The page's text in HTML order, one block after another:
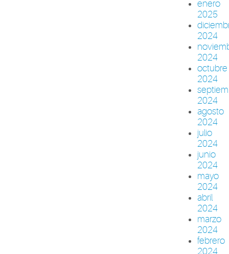
enero
2025
2024
2024
octubre
2024
2024
agosto
2024
julio
2024
junio
2024
mayo
2024
abril
2024
marzo
2024
febrero
2024